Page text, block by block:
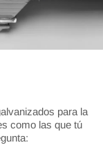
para la
como las que tú